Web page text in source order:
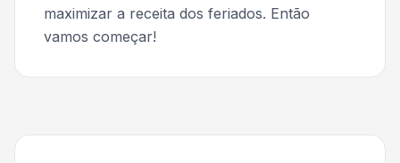
maximizar a receita dos feriados. Então
vamos começar!